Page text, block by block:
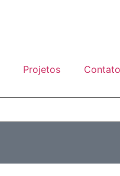
Projetos Contato